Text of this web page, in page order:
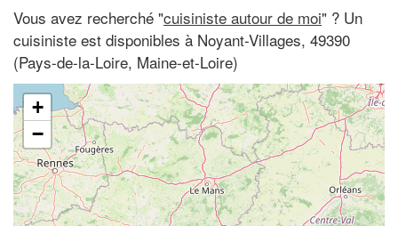
Vous avez recherché "cuisiniste autour de moi" ? Un
cuisiniste est disponibles à Noyant-Villages, 49390
(Pays-de-la-Loire, Maine-et-Loire)
+
−